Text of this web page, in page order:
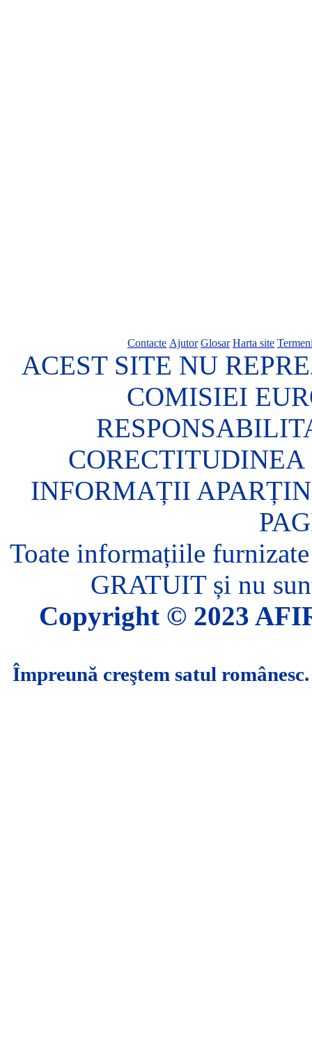
Contacte Ajutor Glosar Harta site
ACEST SITE NU
COMISIEI
CORECTITUDINEA
INFORMAȚII
Toate informațiile
GRATUIT și nu
Copyright © 2023
Împreună creştem satul românesc.